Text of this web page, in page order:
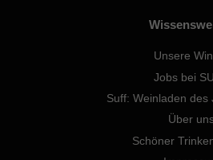
Unsere
Jobs bei
Suff: Weinladen des
Über
Schöner